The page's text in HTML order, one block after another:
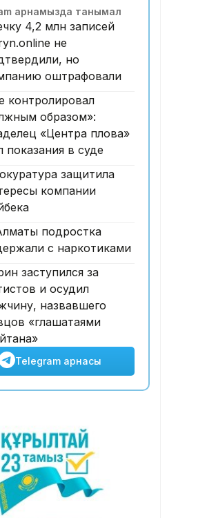
қағылды – сарапшы
Тамыз 2026
12 адамның
әкелген жарылыс:
иесі сотта жауап
Тамыз 2026
прокуратурасы
Алехованың
жеңілдетуді сұрады
облысының
«Әділет»
ауылды дамыту
қолдады
Тамыз 2026
демалыс күні көлік
даңғылдардың
қозғалыс шектеледі
арнамызда танымал
4,2 млн записей
не
но
оштрафовали
контролировал
образом»:
«Центра плова»
показания в суде
защитила
компании
подростка
с наркотиками
заступился за
и осудил
назвавшего
«глашатаями
Telegram арнасы